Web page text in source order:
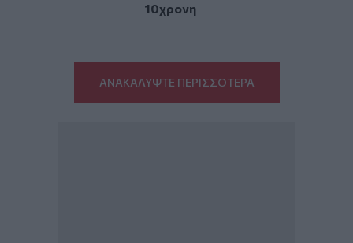
10χρονη
ΑΝΑΚΑΛΥΨΤΕ ΠΕΡΙΣΣΟΤΕΡΑ